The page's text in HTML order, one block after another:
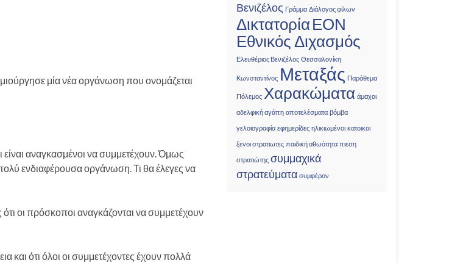
μία νέα οργάνωση που ονομάζεται
αναγκασμένοι να συμμετέχουν. Όμως
ενδιαφέρουσα οργάνωση. Τι θα έλεγες να
οι πρόσκοποι αναγκάζονται να συμμετέχουν
ότι όλοι οι συμμετέχοντες έχουν πολλά
Βενιζέλος Γράμμα Διάλογος φίλων
ΔικτατορίαΕΟΝ
Εθνικός Διχασμός
Ελευθέριος Βενιζέλος Θεσσαλονίκη
Κωνσταντίνος Μεταξάς Παράθεμα
Πόλεμος Χαρακώματα άμαχοι
αδελφική αγάπη αποτελέσματα βόμβα
γελοιογραφία εφημερίδες ηλικιωμένοι κατοικοι
ξενοι στρατιωτες παιδική αθωότητα πιεση
στρατιώτης συμμαχικά
στρατεύματα συμφέρον